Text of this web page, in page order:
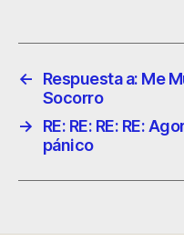
←
Respuesta a: Me
Socorro
→
RE: RE: RE: RE:
pánico